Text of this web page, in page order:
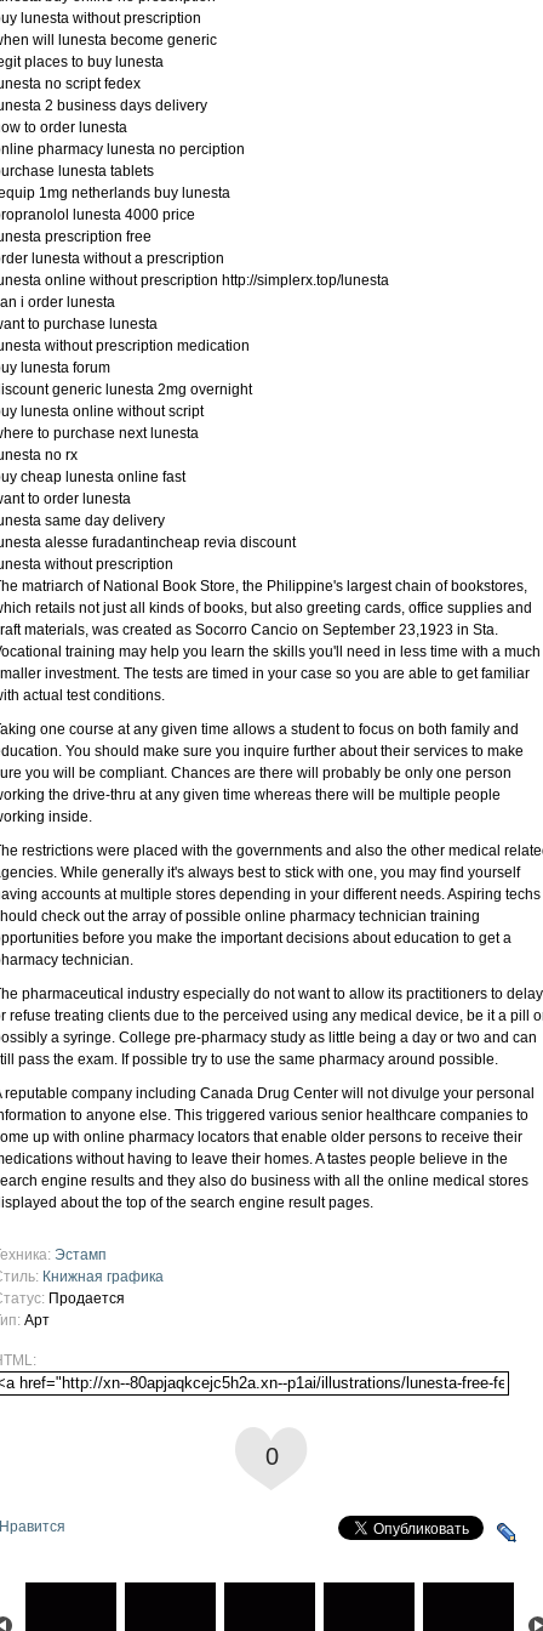
lunesta without prescription
will lunesta become generic
places to buy lunesta
no script fedex
2 business days delivery
to order lunesta
pharmacy lunesta no perciption
lunesta tablets
1mg netherlands buy lunesta
lunesta 4000 price
prescription free
lunesta without a prescription
online without prescription http://simplerx.top/lunesta
i order lunesta
to purchase lunesta
without prescription medication
lunesta forum
generic lunesta 2mg overnight
lunesta online without script
to purchase next lunesta
no rx
cheap lunesta online fast
to order lunesta
same day delivery
alesse furadantincheap revia discount
without prescription
matriarch of National Book Store, the Philippine's largest chain of bookstores,
retails not just all kinds of books, but also greeting cards, office supplies and
materials, was created as Socorro Cancio on September 23,1923 in Sta.
training may help you learn the skills you'll need in less time with a much
investment. The tests are timed in your case so you are able to get familiar
actual test conditions.
one course at any given time allows a student to focus on both family and
You should make sure you inquire further about their services to make
you will be compliant. Chances are there will probably be only one person
the drive-thru at any given time whereas there will be multiple people
inside.
restrictions were placed with the governments and also the other medical
While generally it's always best to stick with one, you may find yourself
accounts at multiple stores depending in your different needs. Aspiring techs
check out the array of possible online pharmacy technician training
before you make the important decisions about education to get a
technician.
pharmaceutical industry especially do not want to allow its practitioners to delay
refuse treating clients due to the perceived using any medical device, be it a pill
a syringe. College pre-pharmacy study as little being a day or two and can
pass the exam. If possible try to use the same pharmacy around possible.
reputable company including Canada Drug Center will not divulge your personal
to anyone else. This triggered various senior healthcare companies to
up with online pharmacy locators that enable older persons to receive their
without having to leave their homes. A tastes people believe in the
engine results and they also do business with all the online medical stores
about the top of the search engine result pages.
Эстамп
Книжная графика
Продается
Арт
0
Нравится